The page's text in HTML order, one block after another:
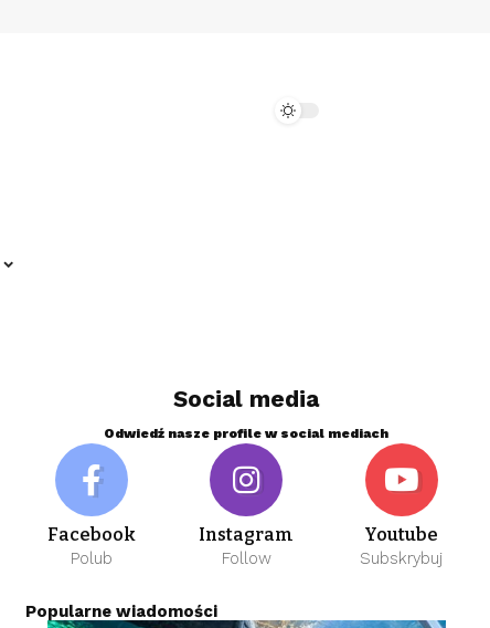
Social media
Odwiedź nasze profile w social mediach
Facebook
Polub
Instagram
Follow
Youtube
Subskrybuj
Popularne wiadomości